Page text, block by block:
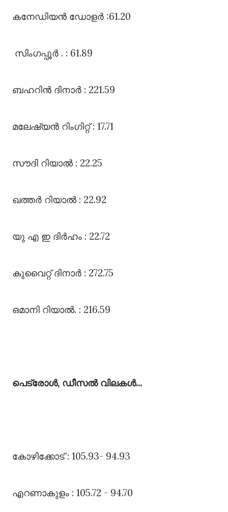
കനേഡിയൻ ഡോളർ :61.20
സിംഗപ്പൂർ . : 61.89
ബഹറിൻ ദിനാർ : 221.59
മലേഷ്യൻ റിംഗിറ്റ്‌ : 17.71
സൗദി റിയാൽ : 22.25
ഖത്തർ റിയാൽ : 22.92
യു എ ഇ ദിർഹം : 22.72
കുവൈറ്റ്‌ ദിനാർ : 272.75
ഒമാനി റിയാൽ. : 216.59
പെട്രോൾ, ഡീസൽ വിലകൾ...
കോഴിക്കോട്‌ : 105.93- 94.93
എറണാകുളം : 105.72 - 94.70